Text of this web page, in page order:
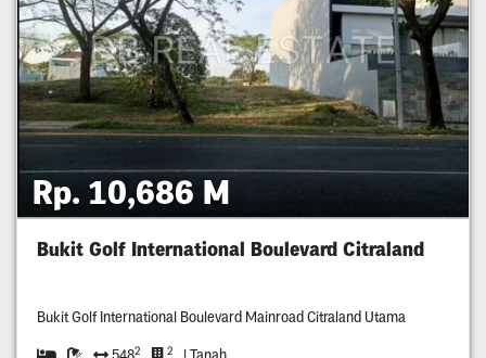
Rp. 10,686 M
Bukit Golf International Boulevard Citraland
Bukit Golf International Boulevard Mainroad Citraland Utama
2 2